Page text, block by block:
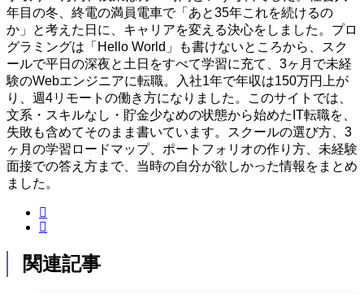
年目の冬、終電の満員電車で「あと35年これを続けるの
か」と考えた日に、キャリアを変える決心をしました。プロ
グラミングは「Hello World」も書けないところから、スク
ールで平日の深夜と土日をすべて学習に充て、3ヶ月で未経
験のWebエンジニアに転職。入社1年で年収は150万円上が
り、週4リモートの働き方になりました。このサイトでは、
文系・スキルなし・貯金少なめの状態から始めたIT転職を、
失敗も含めてそのまま書いています。スクールの選び方、3
ヶ月の学習ロードマップ、ポートフォリオの作り方、未経験
面接での答え方まで、当時の自分が欲しかった情報をまとめ
ました。
関連記事